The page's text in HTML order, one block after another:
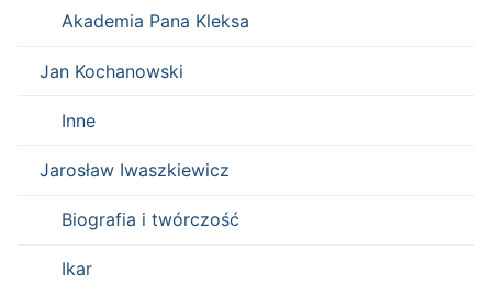
Akademia Pana Kleksa
Jan Kochanowski
Inne
Jarosław Iwaszkiewicz
Biografia i twórczość
Ikar